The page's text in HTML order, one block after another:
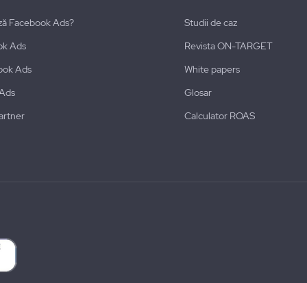
Facebook Ads?
Ads
Ads
Studii de caz
Revista ON-TARGET
White papers
Glosar
Calculator ROAS